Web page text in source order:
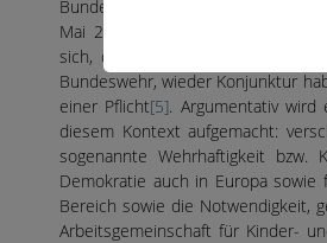
Bundespräsident Steinmeiers Idee
Mai 2023 im CDU-
sich, dass Debatten zu einem
Bundeswehr, wieder Konjunktur
einer Pflicht[5]. Argumentativ
diesem Kontext aufgemacht:
sogenannte Wehrhaftigkeit bzw.
Demokratie auch in Europa sowie
Bereich sowie die Notwendigkeit,
Arbeitsgemeinschaft für Kinder-